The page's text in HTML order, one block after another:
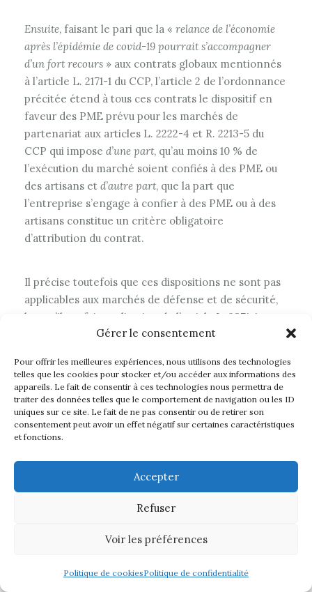
Gérer le consentement
Pour offrir les meilleures expériences, nous utilisons des technologies
telles que les cookies pour stocker et/ou accéder aux informations des
appareils. Le fait de consentir à ces technologies nous permettra de
traiter des données telles que le comportement de navigation ou les ID
uniques sur ce site. Le fait de ne pas consentir ou de retirer son
consentement peut avoir un effet négatif sur certaines caractéristiques
et fonctions.
Accepter
Refuser
Voir les préférences
Politique de cookiesPolitique de confidentialité
Ensuite, faisant le pari que la « relance de l’économie
après l’épidémie de covid-19 pourrait s’accompagner
d’un fort recours » aux contrats globaux mentionnés
à l’article L. 2171-1 du CCP, l’article 2 de l’ordonnance
précitée étend à tous ces contrats le dispositif en
faveur des PME prévu pour les marchés de
partenariat aux articles L. 2222-4 et R. 2213-5 du
CCP qui impose d’une part, qu’au moins 10 % de
l’exécution du marché soient confiés à des PME ou
des artisans et d’autre part, que la part que
l’entreprise s’engage à confier à des PME ou à des
artisans constitue un critère obligatoire
d’attribution du contrat.
Il précise toutefois que ces dispositions ne sont pas
applicables aux marchés de défense et de sécurité,
lorsqu’il est fait application de l’article L. 2371-1.
Enfin, l’article 3 permet aux acheteurs publics ou aux
autorités concédantes de ne pas tenir compte, dans
l’appréciation de la capacité économique et
financière des candidats aux marchés publics ou
contrats de concessions, de la baisse du chiffre
sanitaire liée à l’épidémie de covid-19.
une période d’un an suivant la fin de l’état d’urgence
dispositions de l’article 3 qui s’appliquent jusqu’au 31